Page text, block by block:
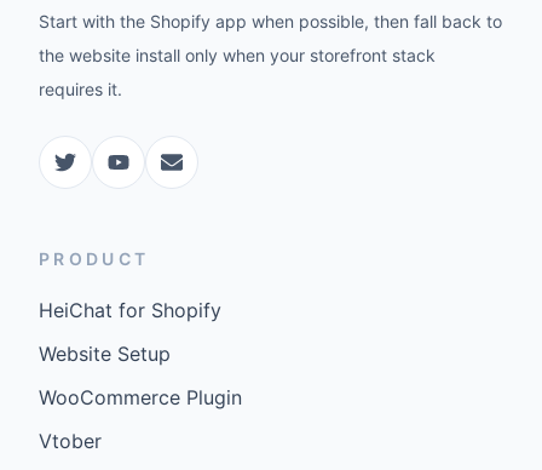
Start with the Shopify app when possible, then fall back to
the website install only when your storefront stack
requires it.
PRODUCT
HeiChat for Shopify
Website Setup
WooCommerce Plugin
Vtober